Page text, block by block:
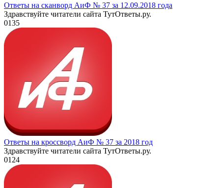
Ответы на сканворд АиФ № 37 за 12.09.2018 года
Здравствуйте читатели сайта ТутОтветы.ру.
0135
Ответы на кроссворд АиФ № 37 за 2018 год
Здравствуйте читатели сайта ТутОтветы.ру.
0124